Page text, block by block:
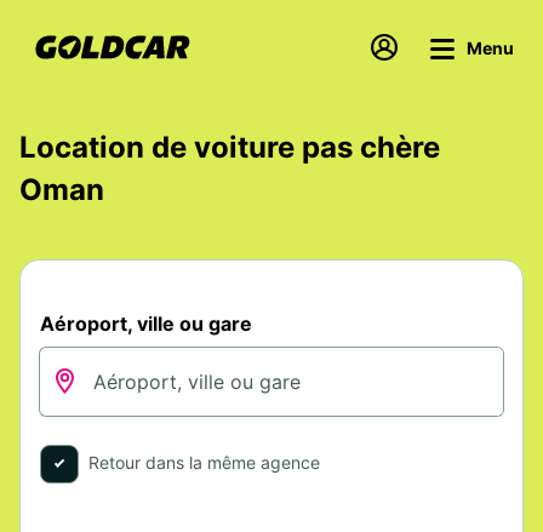
Menu
Location de voiture pas chère
Oman
Aéroport, ville ou gare
Retour dans la même agence